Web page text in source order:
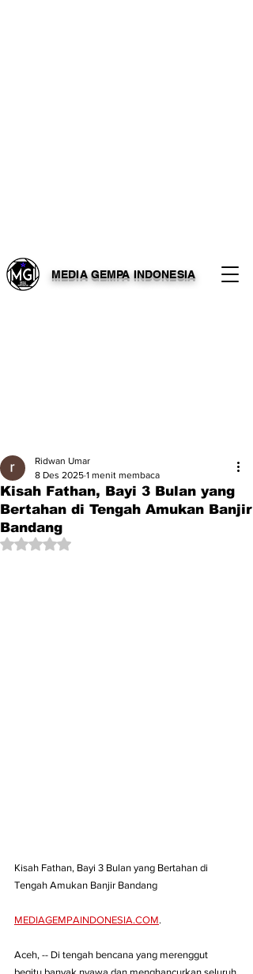
MEDIA GEMPA INDONESIA
Kisah Fathan, Bayi 3 Bulan yang
Bertahan di Tengah Amukan Banjir
Bandang
Ridwan Umar
8 Des 2025 1 menit membaca
Dinilai NaN dari 5 bintang.
Kisah Fathan, Bayi 3 Bulan yang Bertahan di
Tengah Amukan Banjir Bandang
MEDIAGEMPAINDONESIA.COM.
Aceh, -- Di tengah bencana yang merenggut